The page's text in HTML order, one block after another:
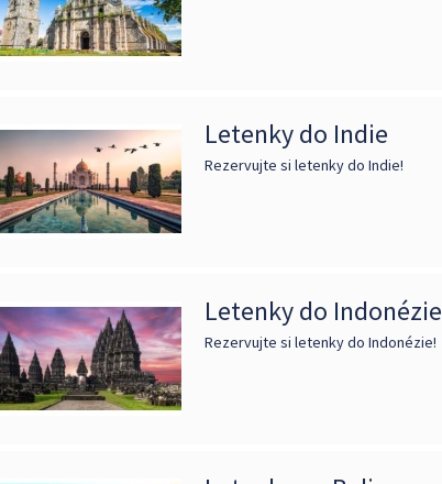
Letenky do Indie
Rezervujte si letenky do Indie!
Letenky do Indonézie
Rezervujte si letenky do Indonézie!